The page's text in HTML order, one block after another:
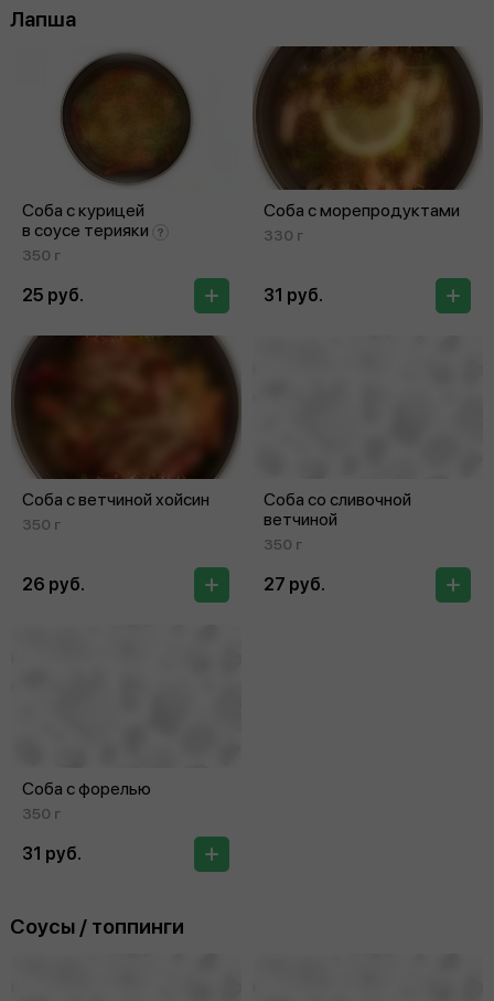
Лапша
Соба с курицей
в соусе терияки
350 г
25 руб.
Соба с морепродуктами
330 г
31 руб.
Соба с ветчиной хойсин
350 г
26 руб.
Соба со сливочной
ветчиной
350 г
27 руб.
Соба с форелью
350 г
31 руб.
Соусы / топпинги